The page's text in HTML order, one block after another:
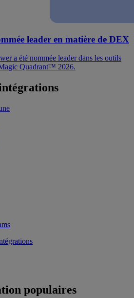
leader en matière de DEX
a été nommée leader dans les outils
Quadrant™ 2026.
populaires